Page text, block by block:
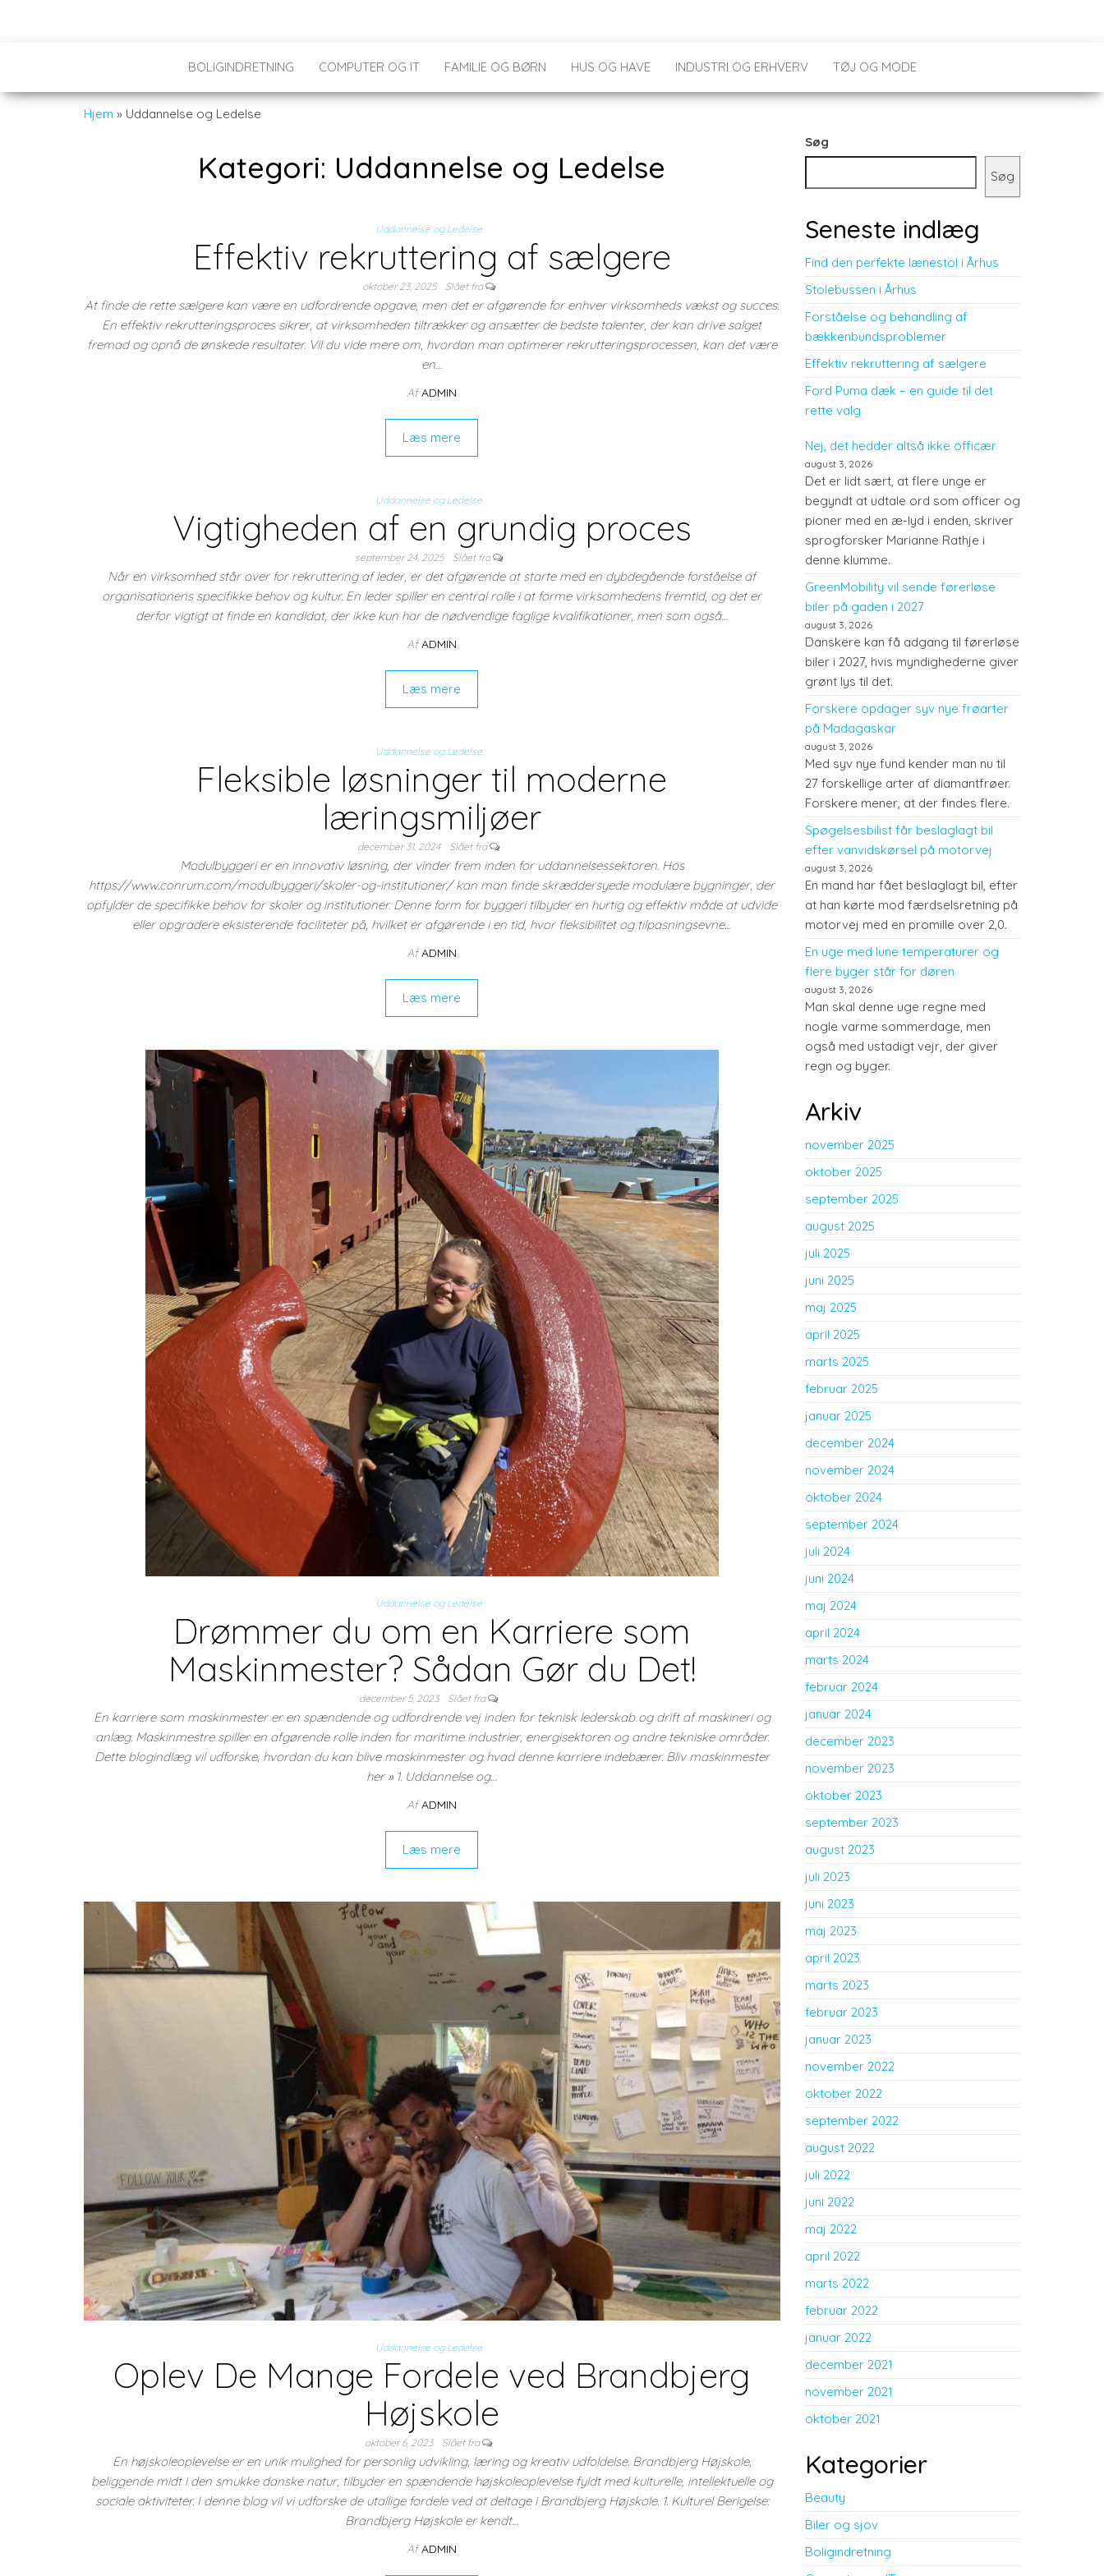
BOLIGINDRETNING COMPUTER OG IT FAMILIE OG BØRN HUS OG HAVE INDUSTRI OG ERHVERV TØJ OG MODE
Hjem » Uddannelse og Ledelse
Kategori: Uddannelse og Ledelse
Uddannelse og Ledelse
Effektiv rekruttering af sælgere
oktober 23, 2025 Slået fra
At finde de rette sælgere kan være en udfordrende opgave, men det er afgørende for enhver virksomheds vækst og succes.
En effektiv rekrutteringsproces sikrer, at virksomheden tiltrækker og ansætter de bedste talenter, der kan drive salget
fremad og opnå de ønskede resultater. Vil du vide mere om, hvordan man optimerer rekrutteringsprocessen, kan det være
en…
Af ADMIN
Læs mere
Uddannelse og Ledelse
Vigtigheden af en grundig proces
september 24, 2025 Slået fra
Når en virksomhed står over for rekruttering af leder, er det afgørende at starte med en dybdegående forståelse af
organisationens specifikke behov og kultur. En leder spiller en central rolle i at forme virksomhedens fremtid, og det er
derfor vigtigt at finde en kandidat, der ikke kun har de nødvendige faglige kvalifikationer, men som også…
Af ADMIN
Læs mere
Uddannelse og Ledelse
Fleksible løsninger til moderne
læringsmiljøer
december 31, 2024 Slået fra
Modulbyggeri er en innovativ løsning, der vinder frem inden for uddannelsessektoren. Hos
https://www.conrum.com/modulbyggeri/skoler-og-institutioner/ kan man finde skræddersyede modulære bygninger, der
opfylder de specifikke behov for skoler og institutioner. Denne form for byggeri tilbyder en hurtig og effektiv måde at udvide
eller opgradere eksisterende faciliteter på, hvilket er afgørende i en tid, hvor fleksibilitet og tilpasningsevne…
Af ADMIN
Læs mere
Uddannelse og Ledelse
Drømmer du om en Karriere som
Maskinmester? Sådan Gør du Det!
december 5, 2023 Slået fra
En karriere som maskinmester er en spændende og udfordrende vej inden for teknisk lederskab og drift af maskineri og
anlæg. Maskinmestre spiller en afgørende rolle inden for maritime industrier, energisektoren og andre tekniske områder.
Dette blogindlæg vil udforske, hvordan du kan blive maskinmester og hvad denne karriere indebærer. Bliv maskinmester
her » 1. Uddannelse og…
Af ADMIN
Læs mere
Uddannelse og Ledelse
Oplev De Mange Fordele ved Brandbjerg
Højskole
oktober 6, 2023 Slået fra
En højskoleoplevelse er en unik mulighed for personlig udvikling, læring og kreativ udfoldelse. Brandbjerg Højskole,
beliggende midt i den smukke danske natur, tilbyder en spændende højskoleoplevelse fyldt med kulturelle, intellektuelle og
sociale aktiviteter. I denne blog vil vi udforske de utallige fordele ved at deltage i Brandbjerg Højskole. 1. Kulturel Berigelse:
Brandbjerg Højskole er kendt…
Af ADMIN
Søg
Søg
Seneste indlæg
Find den perfekte lænestol i Århus
Stolebussen i Århus
Forståelse og behandling af
bækkenbundsproblemer
Effektiv rekruttering af sælgere
Ford Puma dæk – en guide til det
rette valg
Nej, det hedder altså ikke officær
august 3, 2026
Det er lidt sært, at flere unge er
begyndt at udtale ord som officer og
pioner med en æ-lyd i enden, skriver
sprogforsker Marianne Rathje i
denne klumme.
GreenMobility vil sende førerløse
biler på gaden i 2027
august 3, 2026
Danskere kan få adgang til førerløse
biler i 2027, hvis myndighederne giver
grønt lys til det.
Forskere opdager syv nye frøarter
på Madagaskar
august 3, 2026
Med syv nye fund kender man nu til
27 forskellige arter af diamantfrøer.
Forskere mener, at der findes flere.
Spøgelsesbilist får beslaglagt bil
efter vanvidskørsel på motorvej
august 3, 2026
En mand har fået beslaglagt bil, efter
at han kørte mod færdselsretning på
motorvej med en promille over 2,0.
En uge med lune temperaturer og
flere byger står for døren
august 3, 2026
Man skal denne uge regne med
nogle varme sommerdage, men
også med ustadigt vejr, der giver
regn og byger.
Arkiv
november 2025
oktober 2025
september 2025
august 2025
juli 2025
juni 2025
maj 2025
april 2025
marts 2025
februar 2025
januar 2025
december 2024
november 2024
oktober 2024
september 2024
juli 2024
juni 2024
maj 2024
april 2024
marts 2024
februar 2024
januar 2024
december 2023
november 2023
oktober 2023
september 2023
august 2023
juli 2023
juni 2023
maj 2023
april 2023
marts 2023
februar 2023
januar 2023
november 2022
oktober 2022
september 2022
august 2022
juli 2022
juni 2022
maj 2022
april 2022
marts 2022
februar 2022
januar 2022
december 2021
november 2021
oktober 2021
Kategorier
Beauty
Biler og sjov
Boligindretning